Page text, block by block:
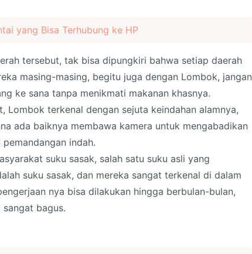
yang Bisa Terhubung ke HP
tersebut, tak bisa dipungkiri bahwa setiap daerah
masing-masing, begitu juga dengan Lombok, jangan
ke sana tanpa menikmati makanan khasnya.
Lombok terkenal dengan sejuta keindahan alamnya,
ada baiknya membawa kamera untuk mengabadikan
indah.
suku sasak, salah satu suku asli yang
suku sasak, dan mereka sangat terkenal di dalam
nya bisa dilakukan hingga berbulan-bulan,
bagus.